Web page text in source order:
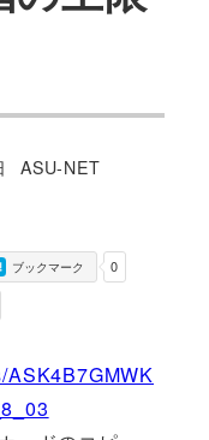
著
ASU-NET
0
ブックマーク